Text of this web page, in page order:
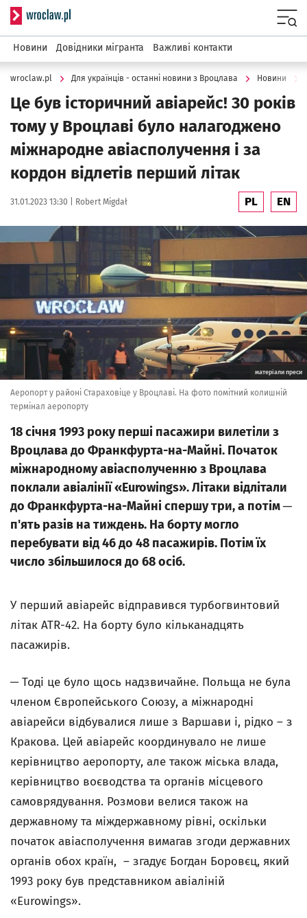
Serwis informacyjny wroclaw.pl
Новини Довідники мігранта Важливі контакти
wroclaw.pl Для українців - останні новини з Вроцлава Новини
Це був історичний авіарейс! 30 років
тому у Вроцлаві було налагоджено
міжнародне авіасполучення і за
кордон відлетів перший літак
Data publikacji:
31.01.2023 13:30 | Autor:
Robert Migdał PL EN
Kliknij, aby powiększyć
матеріали преси
Аеропорт у районі Стараховіце у Вроцлаві. На фото помітний колишній
термінал аеропорту
18 січня 1993 року перші пасажири вилетіли з
Вроцлава до Франкфурта-на-Майні. Початок
міжнародному авіасполученню з Вроцлава
поклали авіалінії «Eurowings». Літаки відлітали
до Франкфурта-на-Майні спершу три, а потім ─
п'ять разів на тиждень. На борту могло
перебувати від 46 до 48 пасажирів. Потім їх
число збільшилося до 68 осіб.
У перший авіарейс відправився турбогвинтовий
літак ATR-42. На борту було кільканадцять
пасажирів.
─ Тоді це було щось надзвичайне. Польща не була
членом Європейського Союзу, а міжнародні
авіарейси відбувалися лише з Варшави і, рідко – з
Кракова. Цей авіарейс координувало не лише
керівництво аеропорту, але також міська влада,
керівництво воєводства та органів місцевого
самоврядування. Розмови велися також на
державному та міждержавному рівні, оскільки
початок авіасполучення вимагав згоди державних
органів обох країн, – згадує Богдан Боровєц, який
1993 року був представником авіаліній
«Eurowings».